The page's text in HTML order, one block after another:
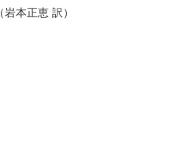
本正恵 訳）